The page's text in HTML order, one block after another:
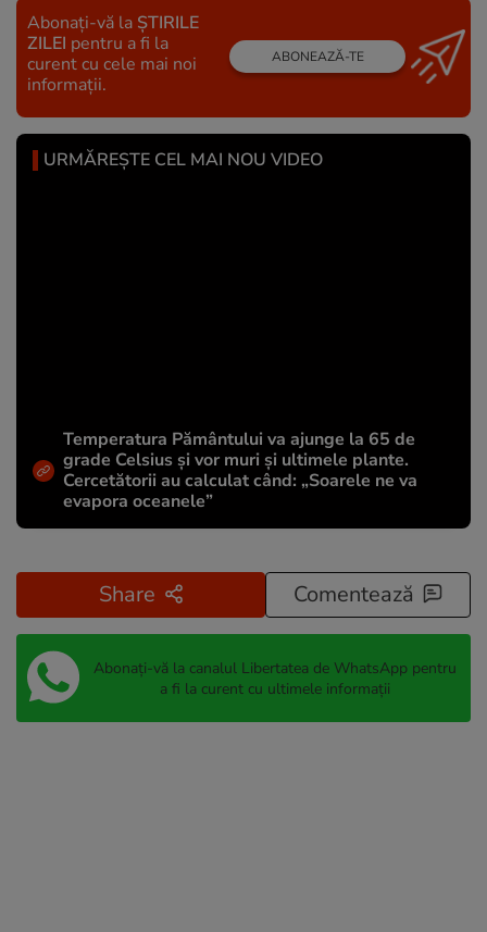
Abonați-vă la ȘTIRILE
ZILEI pentru a fi la
curent cu cele mai noi
informații.
ABONEAZĂ-TE
URMĂREȘTE CEL MAI NOU VIDEO
Temperatura Pământului va ajunge la 65 de
grade Celsius și vor muri și ultimele plante.
Cercetătorii au calculat când: „Soarele ne va
evapora oceanele”
Share Comentează
Abonați-vă la canalul Libertatea de WhatsApp pentru
a fi la curent cu ultimele informații